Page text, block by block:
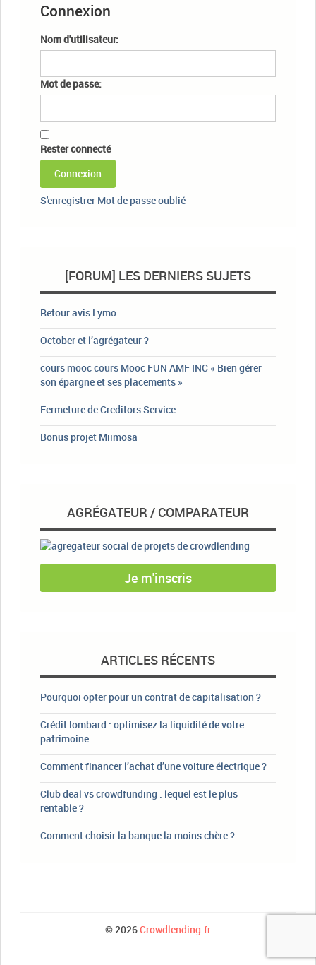
Connexion
Nom d'utilisateur:
Mot de passe:
Rester connecté
Connexion
S'enregistrer Mot de passe oublié
[FORUM] LES DERNIERS SUJETS
Retour avis Lymo
October et l’agrégateur ?
cours mooc cours Mooc FUN AMF INC « Bien gérer
son épargne et ses placements »
Fermeture de Creditors Service
Bonus projet Miimosa
AGRÉGATEUR / COMPARATEUR
Je m'inscris
ARTICLES RÉCENTS
Pourquoi opter pour un contrat de capitalisation ?
Crédit lombard : optimisez la liquidité de votre
patrimoine
Comment financer l’achat d’une voiture électrique ?
Club deal vs crowdfunding : lequel est le plus
rentable ?
Comment choisir la banque la moins chère ?
© 2026Crowdlending.fr